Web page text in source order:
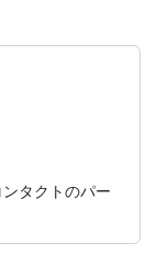
タクトのパー